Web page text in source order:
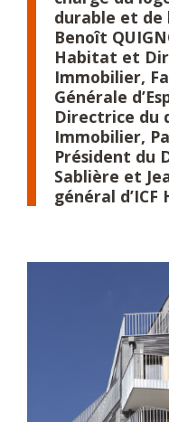
durable et de
Benoît
Habitat et
Immobilier,
Générale
Directrice du
Immobilier,
Président du
Sablière et
général